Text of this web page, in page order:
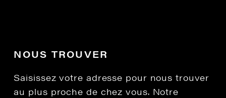
NOUS TROUVER
Saisissez votre adresse pour nous trouver
au plus proche de chez vous. Notre